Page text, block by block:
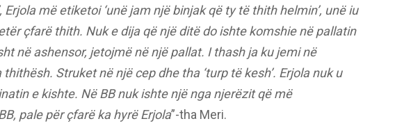
Erjola më etiketoi ‘unë jam një binjak që ty të thith helmin’, unë iu
çfarë thith. Nuk e dija që një ditë do ishte komshie në pallatin
në ashensor, jetojmë në një pallat. I thash ja ku jemi në
Struket në një cep dhe tha ‘turp të kesh’. Erjola nuk u
e kishte. Në BB nuk ishte një nga njerëzit që më
pale për çfarë ka hyrë Erjola”-tha Meri.